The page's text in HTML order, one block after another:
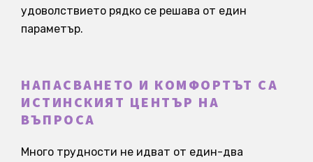
удоволствието рядко се решава от един
параметър.
НАПАСВАНЕТО И КОМФОРТЪТ СА
ИСТИНСКИЯТ ЦЕНТЪР НА
ВЪПРОСА
Много трудности не идват от един-два